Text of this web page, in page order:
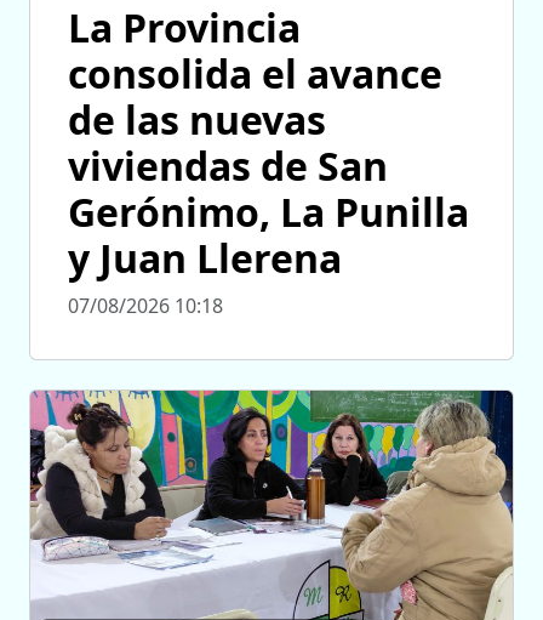
La Provincia
consolida el avance
de las nuevas
viviendas de San
Gerónimo, La Punilla
y Juan Llerena
07/08/2026 10:18